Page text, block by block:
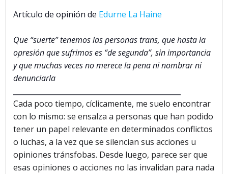
Artículo de opinión de Edurne La Haine
Que “suerte” tenemos las personas trans, que hasta la
opresión que sufrimos es “de segunda”, sin importancia
y que muchas veces no merece la pena ni nombrar ni
denunciarla
Cada poco tiempo, cíclicamente, me suelo encontrar
con lo mismo: se ensalza a personas que han podido
tener un papel relevante en determinados conflictos
o luchas, a la vez que se silencian sus acciones u
opiniones tránsfobas. Desde luego, parece ser que
esas opiniones o acciones no las invalidan para nada